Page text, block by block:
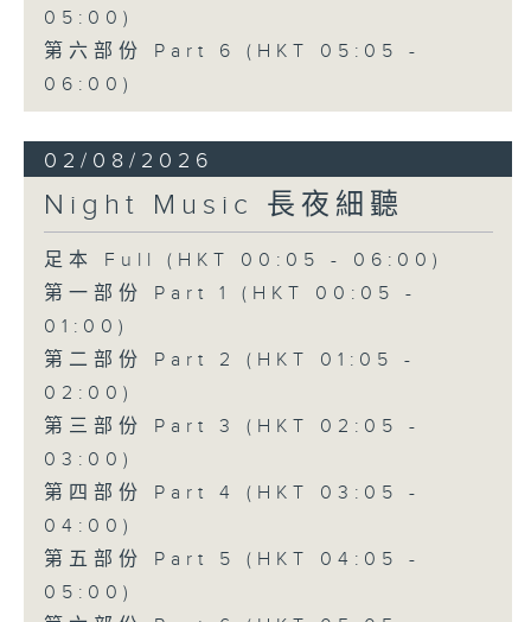
05:00)
第六部份 Part 6 (HKT 05:05 -
06:00)
02/08/2026
Night Music 長夜細聽
足本 Full (HKT 00:05 - 06:00)
第一部份 Part 1 (HKT 00:05 -
01:00)
第二部份 Part 2 (HKT 01:05 -
02:00)
第三部份 Part 3 (HKT 02:05 -
03:00)
第四部份 Part 4 (HKT 03:05 -
04:00)
第五部份 Part 5 (HKT 04:05 -
05:00)